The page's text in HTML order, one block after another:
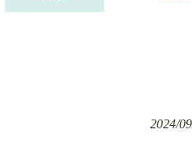
2024/